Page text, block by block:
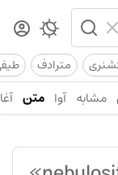
مترادف
مشابه آوا متن